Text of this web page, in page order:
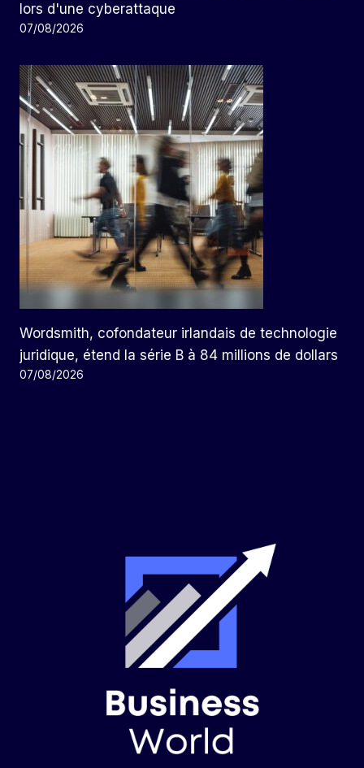
lors d'une cyberattaque
07/08/2026
Wordsmith, cofondateur irlandais de technologie
juridique, étend la série B à 84 millions de dollars
07/08/2026